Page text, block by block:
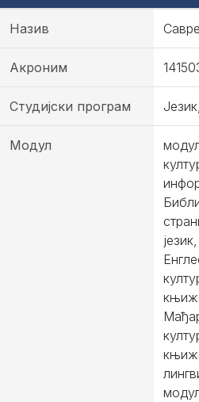
Назив
Акроним
Студијски програм
Модул